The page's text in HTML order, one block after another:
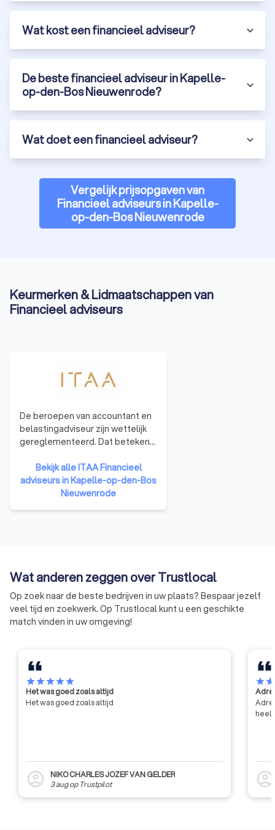
Wat kost een financieel adviseur?
De beste financieel adviseur in Kapelle-
op-den-Bos Nieuwenrode?
Wat doet een financieel adviseur?
Vergelijk prijsopgaven van
Financieel adviseurs in Kapelle-
op-den-Bos Nieuwenrode
Keurmerken & Lidmaatschappen van
Financieel adviseurs
De beroepen van accountant en
belastingadviseur zijn wettelijk
gereglementeerd. Dat betekent
uitoefenen, moet worden
ingeschreven in het openbaar
register. Het ITAA beheerd dat
vaardigt normen en
aanbevelingen uit met het oog
op de correcte
beroepsuitoefening.
Bekijk alle ITAA Financieel
adviseurs in Kapelle-op-den-Bos
Nieuwenrode
Wat anderen zeggen over Trustlocal
Op zoek naar de beste bedrijven in uw plaats? Bespaar jezelf
veel tijd en zoekwerk. Op Trustlocal kunt u een geschikte
match vinden in uw omgeving!
starstarstarstarstar
Het was goed zoals altijd
Het was goed zoals altijd
account_circle
NIKO CHARLES JOZEF VAN GELDER
3 augop Trustpilot
starstar
heel
account_circle